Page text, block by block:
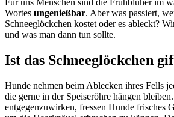
Wortes ungenießbar. Aber was passiert,
Schneeglöckchen kostet oder es ableckt?
und was man dann tun sollte.
Ist das Schneeglöckchen
Hunde nehmen beim Ablecken ihres Fells
die gerne in der Speiseröhre hängen
entgegenzuwirken, fressen Hunde frisches